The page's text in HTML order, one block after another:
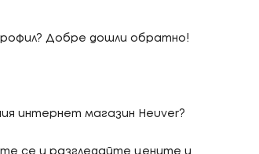
Добре дошли обратно!
интернет магазин Heuver?
се и разгледайте цените и